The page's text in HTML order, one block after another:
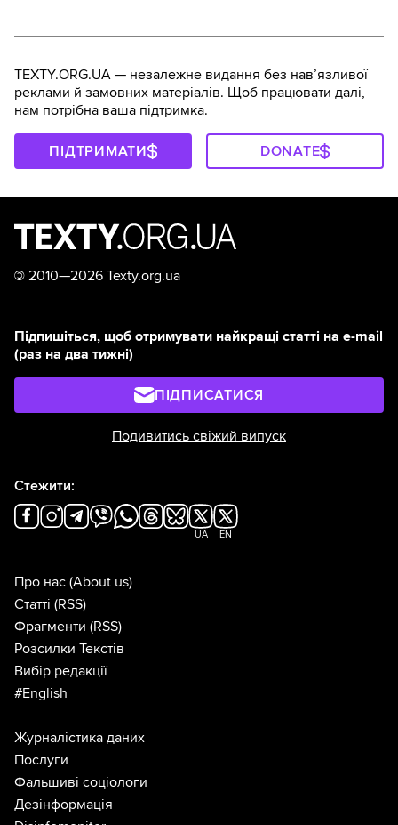
TEXTY.ORG.UA — незалежне видання без навʼязливої
реклами й замовних матеріалів. Щоб працювати далі,
нам потрібна ваша підтримка.
ПІДТРИМАТИ DONATE
© 2010—2026 Texty.org.ua
Підпишіться, щоб отримувати найкращі статті на e-mail
(раз на два тижні)
ПІДПИСАТИСЯ
Подивитись свіжий випуск
Стежити:
UA EN
Про нас (About us)
Статті (RSS)
Фрагменти (RSS)
Розсилки Текстів
Вибір редакції
#English
Журналістика даних
Послуги
Фальшиві соціологи
Дезінформація